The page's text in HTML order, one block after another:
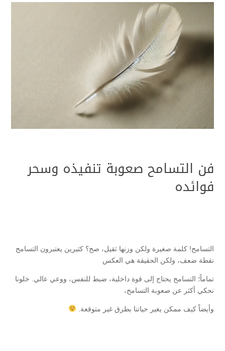
فن التسامح صعوبة تنفيذه وسحر
فوائده
التسامح! كلمة صغيرة ولكن وزنها ثقيل، صح؟ كثيرين يعتبرون التسامح
نقطة ضعف، ولكن الحقيقة هي العكس
تماماً؛ التسامح يحتاج إلى قوة داخلية، ضبط للنفس، ووعي عالي. خلونا
نحكي أكثر عن صعوبة التسامح،
وأيضاً كيف ممكن يغير حياتنا بطرق غير متوقعة.